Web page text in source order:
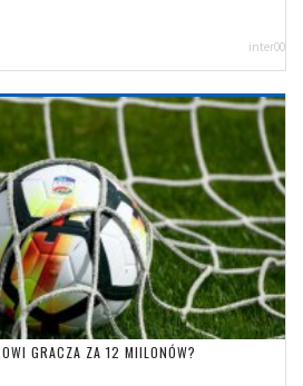
inter00
GRACZA ZA 12 MIILONÓW?